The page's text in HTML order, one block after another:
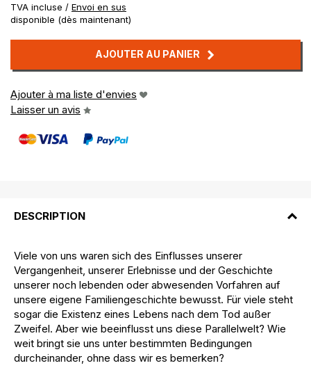
TVA incluse / Envoi en sus
disponible (dès maintenant)
AJOUTER AU PANIER
Ajouter à ma liste d'envies
Laisser un avis
DESCRIPTION
Viele von uns waren sich des Einflusses unserer
Vergangenheit, unserer Erlebnisse und der Geschichte
unserer noch lebenden oder abwesenden Vorfahren auf
unsere eigene Familiengeschichte bewusst. Für viele steht
sogar die Existenz eines Lebens nach dem Tod außer
Zweifel. Aber wie beeinflusst uns diese Parallelwelt? Wie
weit bringt sie uns unter bestimmten Bedingungen
durcheinander, ohne dass wir es bemerken?